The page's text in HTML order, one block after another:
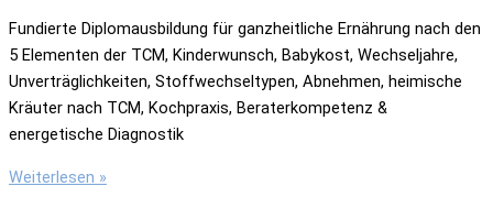
Fundierte Diplomausbildung für ganzheitliche Ernährung nach den
5 Elementen der TCM, Kinderwunsch, Babykost, Wechseljahre,
Unverträglichkeiten, Stoffwechseltypen, Abnehmen, heimische
Kräuter nach TCM, Kochpraxis, Beraterkompetenz &
energetische Diagnostik
Dipl.
Weiterlesen »